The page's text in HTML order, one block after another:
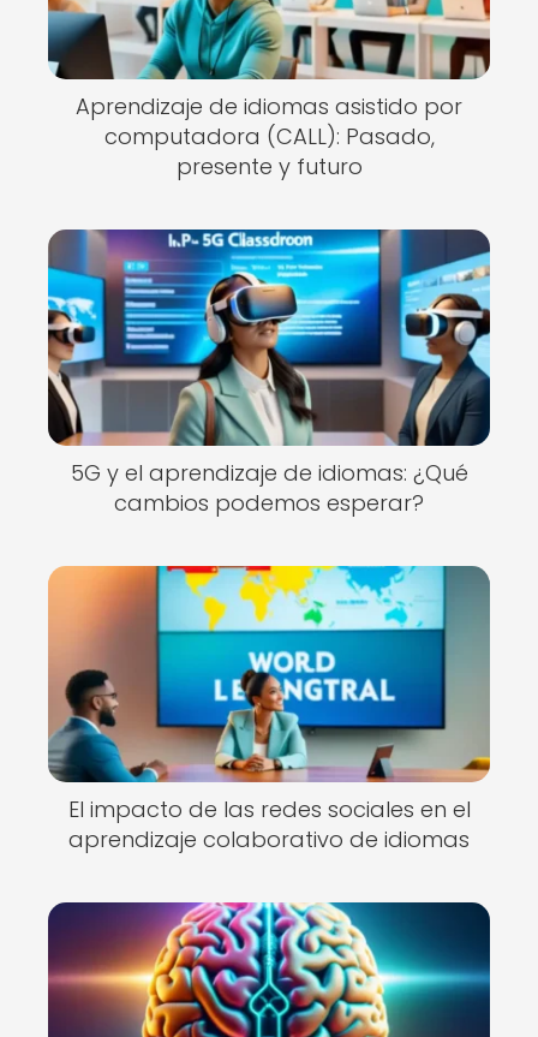
Aprendizaje de idiomas asistido por
computadora (CALL): Pasado,
presente y futuro
5G y el aprendizaje de idiomas: ¿Qué
cambios podemos esperar?
El impacto de las redes sociales en el
aprendizaje colaborativo de idiomas